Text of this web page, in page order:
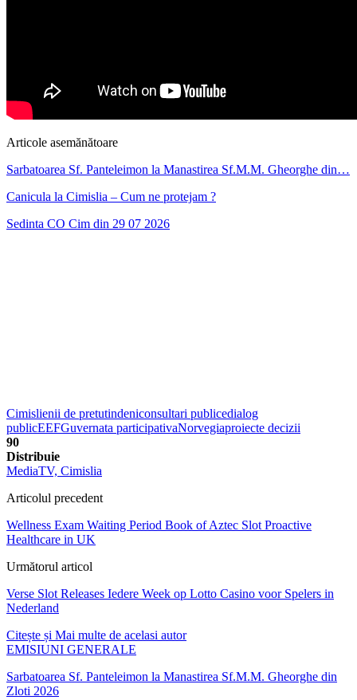
Articole asemănătoare
Sarbatoarea Sf. Panteleimon la Manastirea Sf.M.M. Gheorghe din…
Canicula la Cimislia – Cum ne protejam ?
Sedinta CO Cim din 29 07 2026
Cimislienii de pretutindeniconsultari publicedialog
publicEEFGuvernata participativaNorvegiaproiecte decizii
90
Distribuie
MediaTV, Cimislia
Articolul precedent
Wellness Exam Waiting Period Book of Aztec Slot Proactive
Healthcare in UK
Următorul articol
Verse Slot Releases Iedere Week op Lotto Casino voor Spelers in
Nederland
Citește și Mai multe de acelasi autor
EMISIUNI GENERALE
Sarbatoarea Sf. Panteleimon la Manastirea Sf.M.M. Gheorghe din
Zloti 2026